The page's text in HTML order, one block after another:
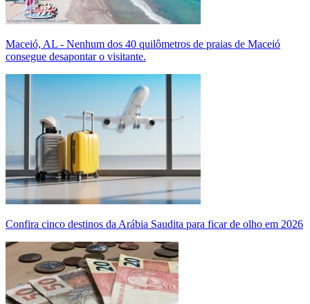
Maceió, AL - Nenhum dos 40 quilômetros de praias de Maceió
consegue desapontar o visitante.
Confira cinco destinos da Arábia Saudita para ficar de olho em 2026